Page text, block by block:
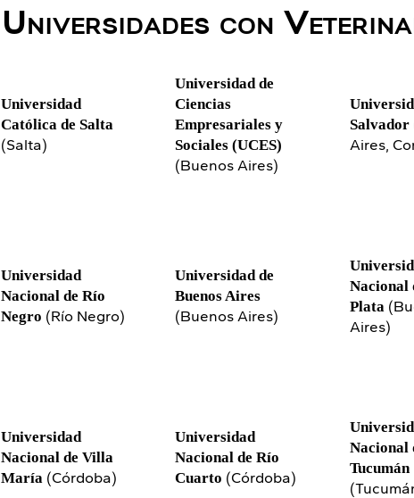
Universidades con
Universidad
Católica de Salta
(Salta)
Universidad de
Ciencias
Empresariales y
Sociales (UCES)
(Buenos Aires)
Salvador
Aires,
Universidad
Nacional de Río
Negro (Río Negro)
Universidad de
Buenos Aires
(Buenos Aires)
Nacional
Plata
Aires)
Universidad
Nacional de Villa
María (Córdoba)
Universidad
Nacional de Río
Cuarto (Córdoba)
Nacional
Tucumán